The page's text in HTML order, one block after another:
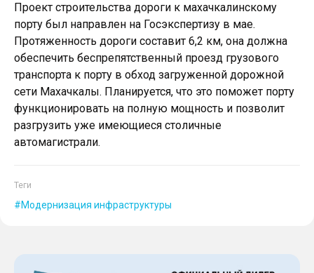
Проект строительства дороги к махачкалинскому
порту был направлен на Госэкспертизу в мае.
Протяженность дороги составит 6,2 км, она должна
обеспечить беспрепятственный проезд грузового
транспорта к порту в обход загруженной дорожной
сети Махачкалы. Планируется, что это поможет порту
функционировать на полную мощность и позволит
разгрузить уже имеющиеся столичные
автомагистрали.
Теги
Модернизация инфраструктуры